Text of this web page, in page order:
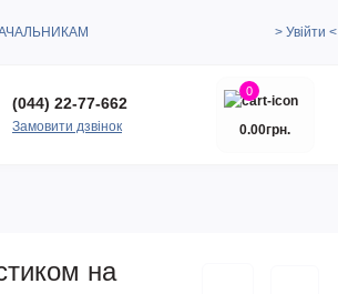
> Увійти <
(044) 22-77-662
Замовити дзвінок
0
0.00грн.
на